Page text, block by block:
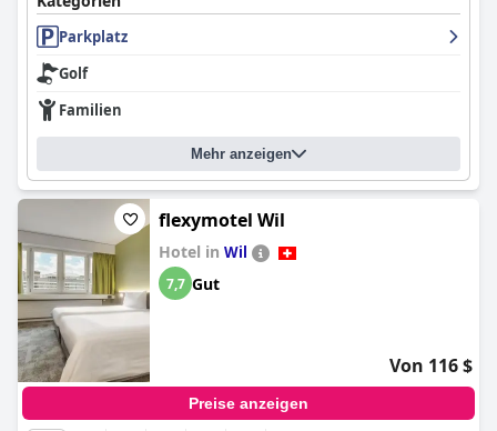
Parkplatz
Golf
Familien
Mehr anzeigen
flexymotel Wil
Hotel in Wil
7,7 Gut
Von 116 $
Preise anzeigen